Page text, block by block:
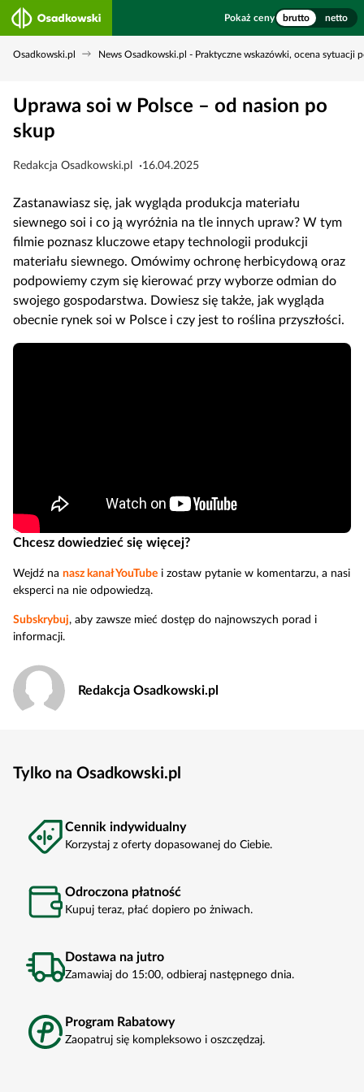
Pokaż ceny brutto netto
Osadkowski.pl News Osadkowski.pl - Praktyczne wskazówki, ocena sytuacji
Uprawa soi w Polsce – od nasion po
skup
Redakcja Osadkowski.pl 16.04.2025
Zastanawiasz się, jak wygląda produkcja materiału
siewnego soi i co ją wyróżnia na tle innych upraw? W tym
filmie poznasz kluczowe etapy technologii produkcji
materiału siewnego. Omówimy ochronę herbicydową oraz
podpowiemy czym się kierować przy wyborze odmian do
swojego gospodarstwa. Dowiesz się także, jak wygląda
obecnie rynek soi w Polsce i czy jest to roślina przyszłości.
Chcesz dowiedzieć się więcej?
Wejdź na nasz kanał YouTube i zostaw pytanie w komentarzu, a nasi
eksperci na nie odpowiedzą.
Subskrybuj, aby zawsze mieć dostęp do najnowszych porad i
informacji.
Redakcja Osadkowski.pl
Tylko na Osadkowski.pl
Cennik indywidualny
Korzystaj z oferty dopasowanej do Ciebie.
Odroczona płatność
Kupuj teraz, płać dopiero po żniwach.
Dostawa na jutro
Zamawiaj do 15:00, odbieraj następnego dnia.
Program Rabatowy
Zaopatruj się kompleksowo i oszczędzaj.